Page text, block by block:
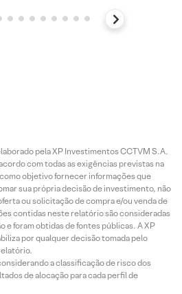
pela XP Investimentos CCTVM S.A.
com todas as exigências previstas na
objetivo fornecer informações que
sua própria decisão de investimento, não
ou solicitação de compra e/ou venda de
contidas neste relatório são consideradas
e foram obtidas de fontes públicas. A XP
por qualquer decisão tomada pelo
a classificação de risco dos
de alocação para cada perfil de